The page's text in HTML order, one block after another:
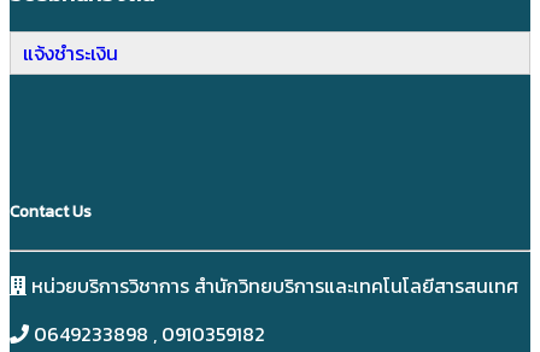
แจ้งชำระเงิน
Contact Us
หน่วยบริการวิชาการ สำนักวิทยบริการและเทคโนโลยีสารสนเทศ
0649233898​ , 0910359182